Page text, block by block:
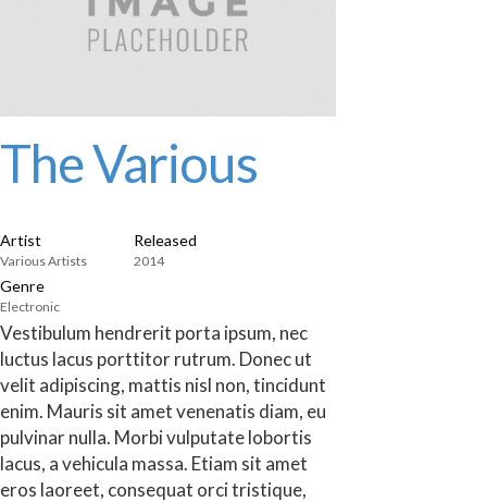
The Various
Artist
Various Artists
Released
2014
Genre
Electronic
Vestibulum hendrerit porta ipsum, nec
luctus lacus porttitor rutrum. Donec ut
velit adipiscing, mattis nisl non, tincidunt
enim. Mauris sit amet venenatis diam, eu
pulvinar nulla. Morbi vulputate lobortis
lacus, a vehicula massa. Etiam sit amet
eros laoreet, consequat orci tristique,